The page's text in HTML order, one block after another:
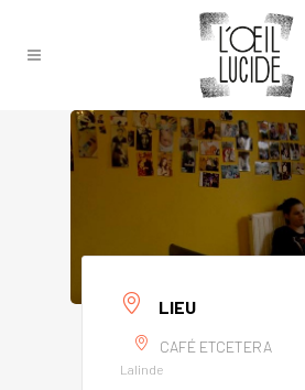
LIEU
CAFÉ ETCETERA
Lalinde